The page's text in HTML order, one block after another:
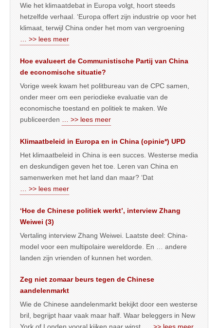
Wie het klimaatdebat in Europa volgt, hoort steeds
hetzelfde verhaal. ‘Europa offert zijn industrie op voor het
klimaat, terwijl China onder het mom van vergroening
… >> lees meer
Hoe evalueert de Communistische Partij van China
de economische situatie?
Vorige week kwam het politbureau van de CPC samen,
onder meer om een periodieke evaluatie van de
economische toestand en politiek te maken. We
publiceerden
… >> lees meer
Klimaatbeleid in Europa en in China (opinie*) UPD
Het klimaatbeleid in China is een succes. Westerse media
en deskundigen geven het toe. Leren van China en
samenwerken met het land dan maar? ‘Dat
… >> lees meer
‘Hoe de Chinese politiek werkt’, interview Zhang
Weiwei (3)
Vertaling interview Zhang Weiwei. Laatste deel: China-
model voor een multipolaire wereldorde. En … andere
landen zijn vrienden of kunnen het worden.
Zeg niet zomaar beurs tegen de Chinese
aandelenmarkt
Wie de Chinese aandelenmarkt bekijkt door een westerse
bril, begrijpt haar vaak maar half. Waar beleggers in New
York of Londen vooral kijken naar winst,
… >> lees meer